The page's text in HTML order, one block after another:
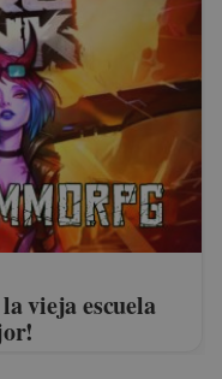
vieja escuela